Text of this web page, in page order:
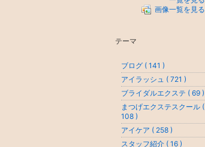
画像一覧を見る
テーマ
ブログ ( 141 )
アイラッシュ ( 721 )
ブライダルエクステ ( 69 )
まつげエクステスクール (
108 )
アイケア ( 258 )
スタッフ紹介 ( 16 )